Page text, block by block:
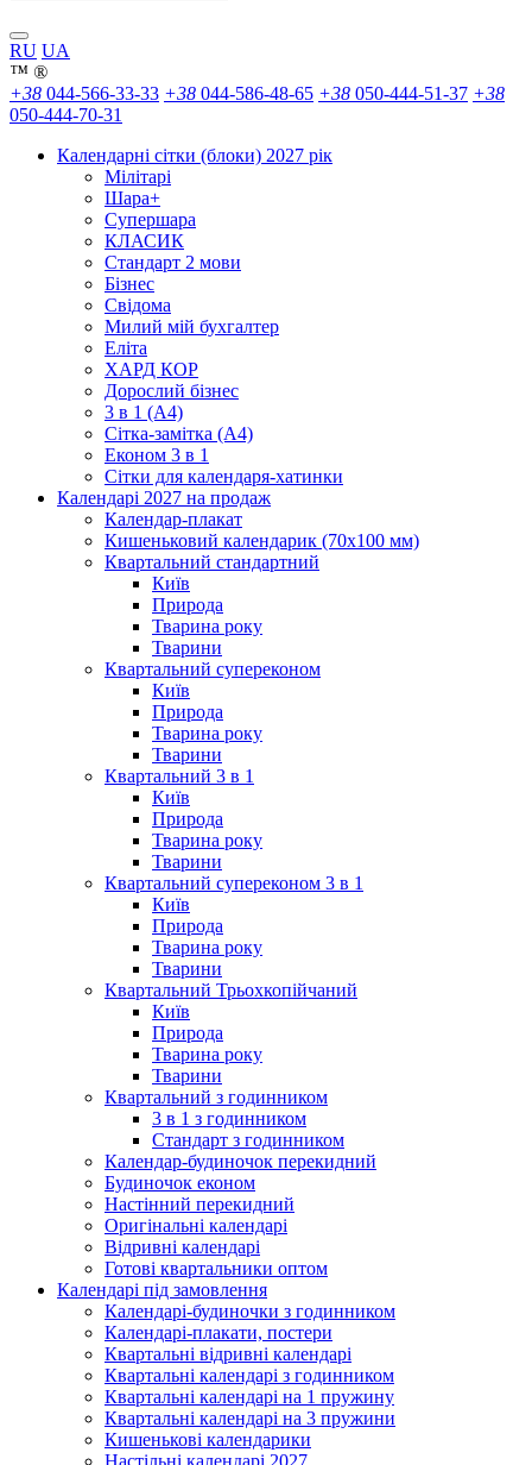
RU UA
™ ®
+38 044-566-33-33 +38 044-586-48-65 +38 050-444-51-37 +38
050-444-70-31
Календарні сітки (блоки) 2027 рік
Мілітарі
Шара+
Супершара
КЛАСИК
Стандарт 2 мови
Бізнес
Свідома
Милий мій бухгалтер
Еліта
ХАРД КОР
Дорослий бізнес
3 в 1 (А4)
Сітка-замітка (А4)
Економ 3 в 1
Сітки для календаря-хатинки
Календарі 2027 на продаж
Календар-плакат
Кишеньковий календарик (70х100 мм)
Квартальний стандартний
Київ
Природа
Тварина року
Тварини
Квартальний супереконом
Київ
Природа
Тварина року
Тварини
Квартальний 3 в 1
Київ
Природа
Тварина року
Тварини
Квартальний супереконом 3 в 1
Київ
Природа
Тварина року
Тварини
Квартальний Трьохкопійчаний
Київ
Природа
Тварина року
Тварини
Квартальний з годинником
3 в 1 з годинником
Стандарт з годинником
Календар-будиночок перекидний
Будиночок економ
Настінний перекидний
Оригінальні календарі
Відривні календарі
Готові квартальники оптом
Календарі під замовлення
Календарі-будиночки з годинником
Календарі-плакати, постери
Квартальні відривні календарі
Квартальні календарі з годинником
Квартальні календарі на 1 пружину
Квартальні календарі на 3 пружини
Кишенькові календарики
Настільні календарі 2027